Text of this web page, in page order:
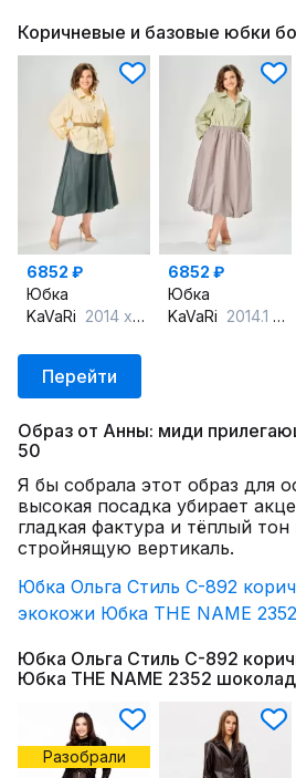
Коричневые и базовые юбки
6852 ₽
Юбка
KaVaRi 2014 хаки
6852 ₽
Юбка
KaVaRi 2014.1 серо-фиолетовый
Перейти
Образ от Анны: миди
50
Я бы собрала этот образ для
высокая посадка убирает
гладкая фактура и тёплый
стройнящую вертикаль.
Юбка Ольга Стиль С-892
экокожи Юбка THE NAME
Юбка Ольга Стиль С-892
Юбка THE NAME 2352